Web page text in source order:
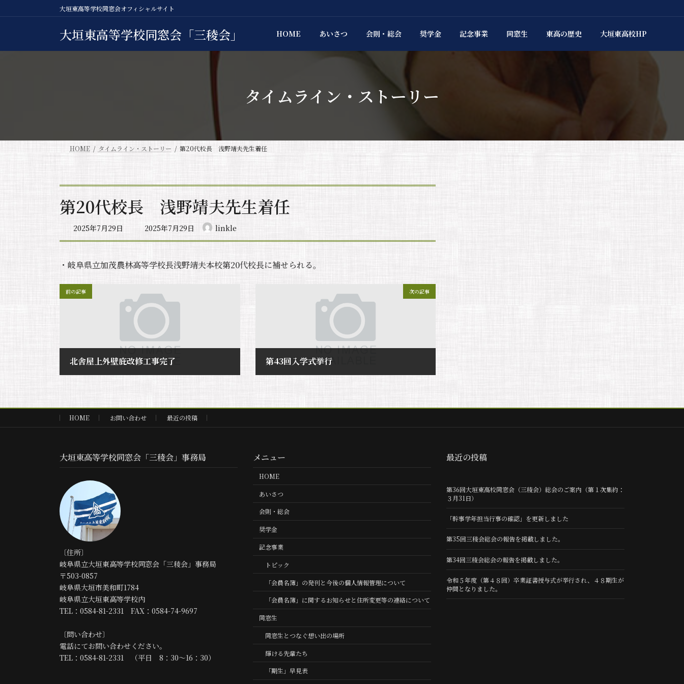
ン
ツ
ビ
シ
大垣東高等学校同窓会オフィシャルサイト
大垣東高等学校同窓会「三稜会」 HOME あいさつ 会則・総会 奨学金 記念事業 同窓生 東高の歴史 大垣東高校HP
タイムライン・ストーリー
HOME タイムライン・ストーリー 第20代校長 浅野靖夫先生着任
第20代校長 浅野靖夫先生着任
2025年7月29日
最
日
2025年7月29日 linkle
・岐阜県立加茂農林高等学校長浅野靖夫本校第20代校長に補せられる。
前の記事
北舎屋上外壁庇改修工事完了
次の記事
第43回入学式挙行
HOME お問い合わせ 最近の投稿
大垣東高等学校同窓会「三稜会」事務局
〔住所〕
岐阜県立大垣東高等学校同窓会「三稜会」事務局
〒503-0857
岐阜県大垣市美和町1784
岐阜県立大垣東高等学校内
TEL：0584-81-2331 FAX：0584-74-9697
〔問い合わせ〕
電話にてお問い合わせください。
TEL：0584-81-2331 （平日 8：30～16：30）
メニュー
HOME
あいさつ
会則・総会
奨学金
記念事業
トピック
「会員名簿」の発刊と今後の個人情報管理について
「会員名簿」に関するお知らせと住所変更等の連絡について
同窓生
同窓生とつなぐ想い出の場所
輝ける先輩たち
「期生」早見表
最近の投稿
第36回大垣東高校同窓会（三稜会）総会のご案内（第１次集約：
３月31日）
「幹事学年担当行事の確認」を更新しました
第35回三稜会総会の報告を掲載しました。
第34回三稜会総会の報告を掲載しました。
令和５年度（第４８回）卒業証書授与式が挙行され、４８期生が
仲間となりました。